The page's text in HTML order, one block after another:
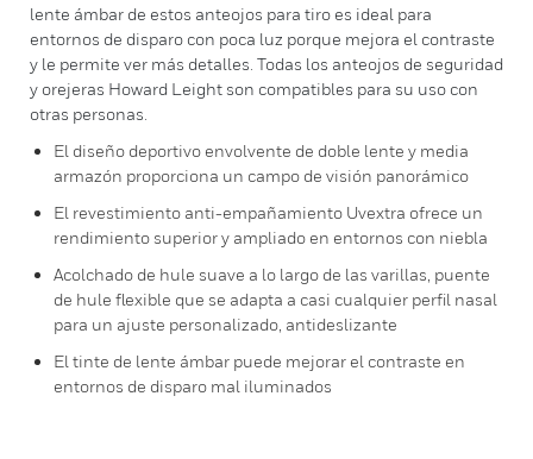
lente ámbar de estos anteojos para tiro es ideal para
entornos de disparo con poca luz porque mejora el contraste
y le permite ver más detalles. Todas los anteojos de seguridad
y orejeras Howard Leight son compatibles para su uso con
otras personas.
El diseño deportivo envolvente de doble lente y media
armazón proporciona un campo de visión panorámico
El revestimiento anti-empañamiento Uvextra ofrece un
rendimiento superior y ampliado en entornos con niebla
Acolchado de hule suave a lo largo de las varillas, puente
de hule flexible que se adapta a casi cualquier perfil nasal
para un ajuste personalizado, antideslizante
El tinte de lente ámbar puede mejorar el contraste en
entornos de disparo mal iluminados